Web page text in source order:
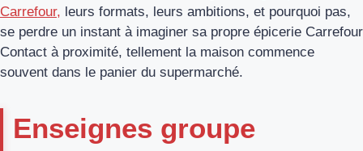
Carrefour, leurs formats, leurs ambitions, et pourquoi pas,
se perdre un instant à imaginer sa propre épicerie Carrefour
Contact à proximité, tellement la maison commence
souvent dans le panier du supermarché.
Enseignes groupe